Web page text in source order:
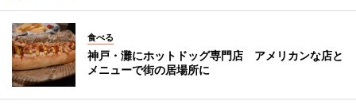
食べる
神戸・灘にホットドッグ専門店 アメリカンな店と
メニューで街の居場所に